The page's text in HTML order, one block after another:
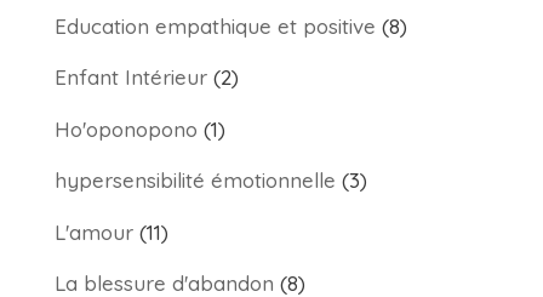
Education empathique et positive (8)
Enfant Intérieur(2)
Ho'oponopono (1)
hypersensibilité émotionnelle (3)
L'amour(11)
La blessure d'abandon (8)